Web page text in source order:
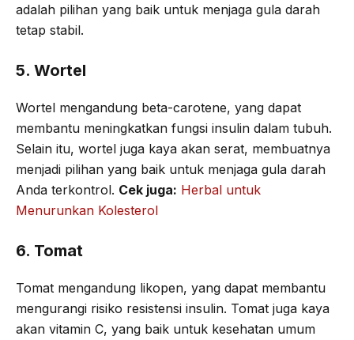
adalah pilihan yang baik untuk menjaga gula darah
tetap stabil.
5. Wortel
Wortel mengandung beta-carotene, yang dapat
membantu meningkatkan fungsi insulin dalam tubuh.
Selain itu, wortel juga kaya akan serat, membuatnya
menjadi pilihan yang baik untuk menjaga gula darah
Anda terkontrol. Cek juga: Herbal untuk
Menurunkan Kolesterol
6. Tomat
Tomat mengandung likopen, yang dapat membantu
mengurangi risiko resistensi insulin. Tomat juga kaya
akan vitamin C, yang baik untuk kesehatan umum